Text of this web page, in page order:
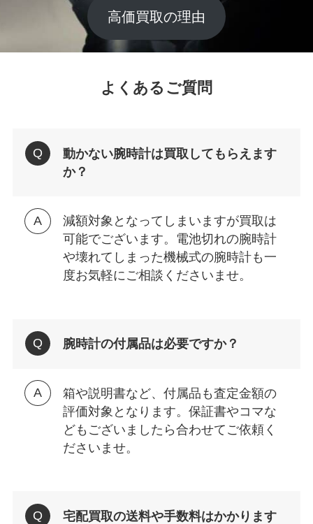
高価買取の理由
よくあるご質問
動かない腕時計は買取してもらえます
か？
減額対象となってしまいますが買取は
可能でございます。電池切れの腕時計
や壊れてしまった機械式の腕時計も一
度お気軽にご相談くださいませ。
腕時計の付属品は必要ですか？
箱や説明書など、付属品も査定金額の
評価対象となります。保証書やコマな
どもございましたら合わせてご依頼く
ださいませ。
宅配買取の送料や手数料はかかります